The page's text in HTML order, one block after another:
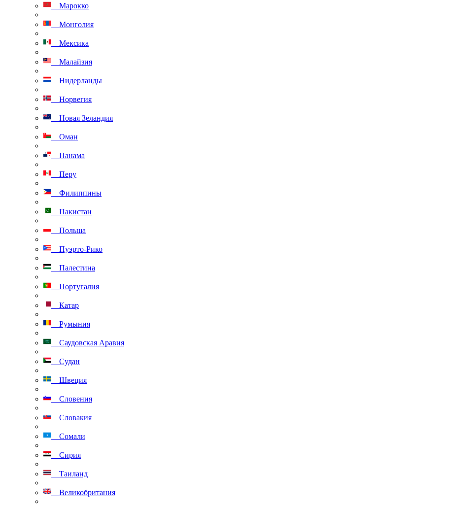
Марокко
Монголия
Мексика
Малайзия
Нидерланды
Норвегия
Новая Зеландия
Оман
Панама
Перу
Филиппины
Пакистан
Польша
Пуэрто-Рико
Палестина
Португалия
Катар
Румыния
Саудовская Аравия
Судан
Швеция
Словения
Словакия
Сомали
Сирия
Таиланд
Великобритания